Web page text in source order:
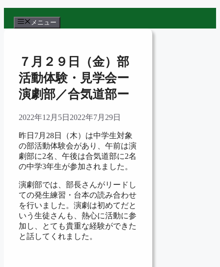
メニュー
７月２９日（金）部
活動体験・見学会ー
演劇部／合気道部ー
2022年12月5日 2022年7月29日
昨日7月28日（木）は中学生対象
の部活動体験会があり、午前は演
劇部に2名、午後は合気道部に2名
の中学3年生が参加されました。
演劇部では、部長さんがリードし
ての発生練習・台本の読み合わせ
を行いました。演劇は初めてだと
いう生徒さんも、熱心に活動に参
加し、とても貴重な経験ができた
と話してくれました。